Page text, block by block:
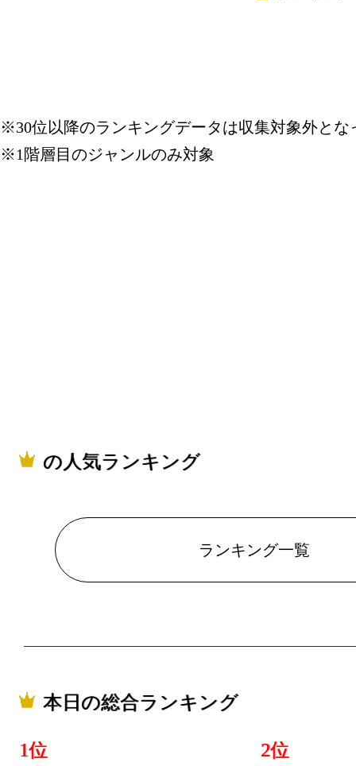
※30位以降のランキングデータは収集対象外とな
※1階層目のジャンルのみ対象
の人気ランキング
ランキング一覧
本日の総合ランキング
1位 2位